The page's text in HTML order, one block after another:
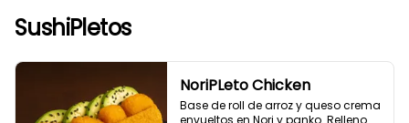
SushiPletos
NoriPLeto Chicken
Base de roll de arroz y queso crema
envueltos en Nori y panko. Relleno